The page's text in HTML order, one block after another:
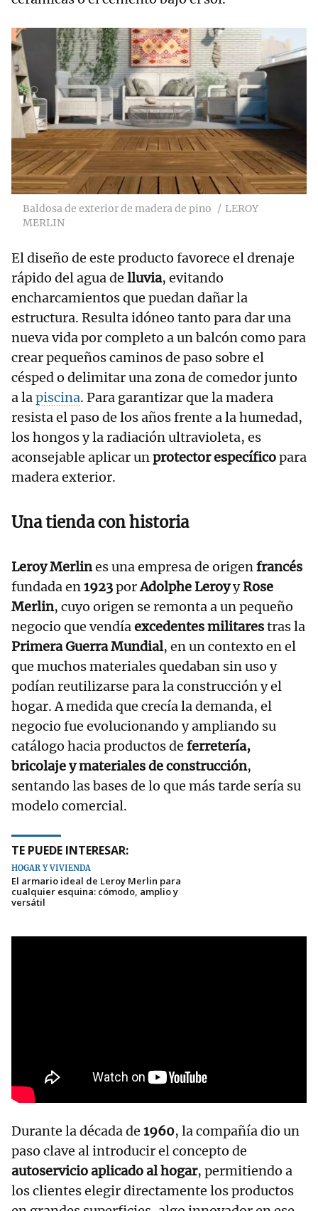
Baldosa de exterior de madera de pino
LEROY
MERLIN
El diseño de este producto favorece el drenaje
rápido del agua de lluvia, evitando
encharcamientos que puedan dañar la
estructura. Resulta idóneo tanto para dar una
nueva vida por completo a un balcón como para
crear pequeños caminos de paso sobre el
césped o delimitar una zona de comedor junto
a lapiscina. Para garantizar que la madera
resista el paso de los años frente a la humedad,
los hongos y la radiación ultravioleta, es
aconsejable aplicar unprotector específicopara
madera exterior.
Una tienda con historia
Leroy Merlines una empresa de origenfrancés
fundada en1923porAdolphe LeroyyRose
Merlin, cuyo origen se remonta a un pequeño
negocio que vendíaexcedentes militarestras la
Primera Guerra Mundial, en un contexto en el
que muchos materiales quedaban sin uso y
podían reutilizarse para la construcción y el
hogar. A medida que crecía la demanda, el
negocio fue evolucionando y ampliando su
catálogo hacia productos de ferretería,
bricolaje y materiales de construcción,
sentando las bases de lo que más tarde sería su
modelo comercial.
TE PUEDE INTERESAR:
HOGAR Y VIVIENDA
El armario ideal de Leroy Merlin para
cualquier esquina: cómodo, amplio y
versátil
Durante la década de 1960, la compañía dio un
paso clave al introducir el concepto de
autoservicio aplicado al hogar, permitiendo a
los clientes elegir directamente los productos